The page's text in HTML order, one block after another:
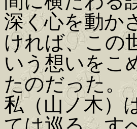
深く心を動か
ければ、この
いう想いをこ
たのだった。
私（山ノ木）